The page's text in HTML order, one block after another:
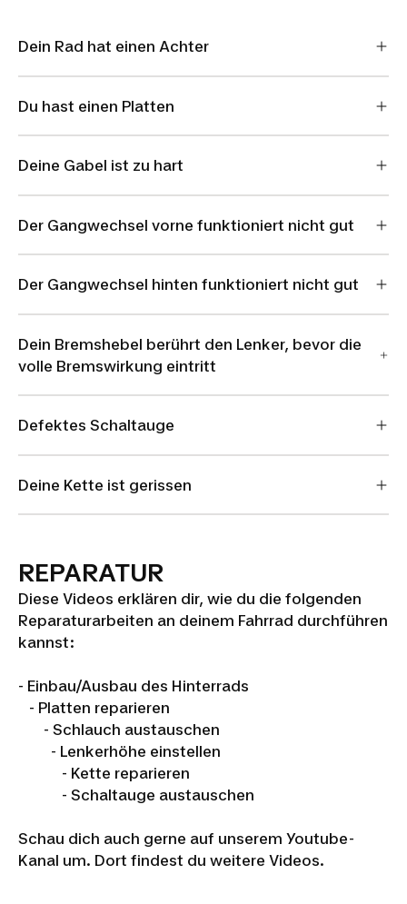
Dein Rad hat einen Achter
Du hast einen Platten
Deine Gabel ist zu hart
Der Gangwechsel vorne funktioniert nicht gut
Der Gangwechsel hinten funktioniert nicht gut
Dein Bremshebel berührt den Lenker, bevor die
volle Bremswirkung eintritt
Defektes Schaltauge
Deine Kette ist gerissen
REPARATUR
Diese Videos erklären dir, wie du die folgenden
Reparaturarbeiten an deinem Fahrrad durchführen
kannst:
- Einbau/Ausbau des Hinterrads
- Platten reparieren
- Schlauch austauschen
- Lenkerhöhe einstellen
- Kette reparieren
- Schaltauge austauschen
Schau dich auch gerne auf unserem Youtube-
Kanal um. Dort findest du weitere Videos.